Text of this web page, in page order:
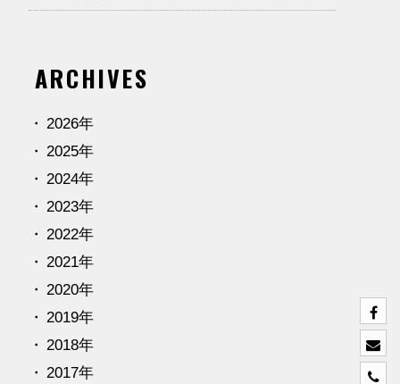
ARCHIVES
2026年
2025年
2024年
2023年
2022年
2021年
2020年
2019年
2018年
2017年